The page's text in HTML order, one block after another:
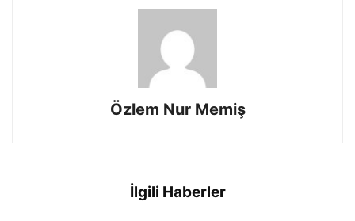
Özlem Nur Memiş
İlgili Haberler